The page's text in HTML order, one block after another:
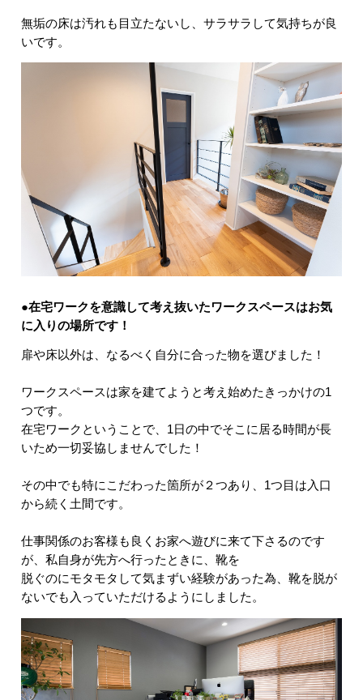
無垢の床は汚れも目立たないし、サラサラして気持ちが良
いです。
●在宅ワークを意識して考え抜いたワークスペースはお気
に入りの場所です！
扉や床以外は、なるべく自分に合った物を選びました！
ワークスペースは家を建てようと考え始めたきっかけの1
つです。
在宅ワークということで、1日の中でそこに居る時間が長
いため一切妥協しませんでした！
その中でも特にこだわった箇所が２つあり、1つ目は入口
から続く土間です。
仕事関係のお客様も良くお家へ遊びに来て下さるのです
が、私自身が先方へ行ったときに、靴を
脱ぐのにモタモタして気まずい経験があった為、靴を脱が
ないでも入っていただけるようにしました。